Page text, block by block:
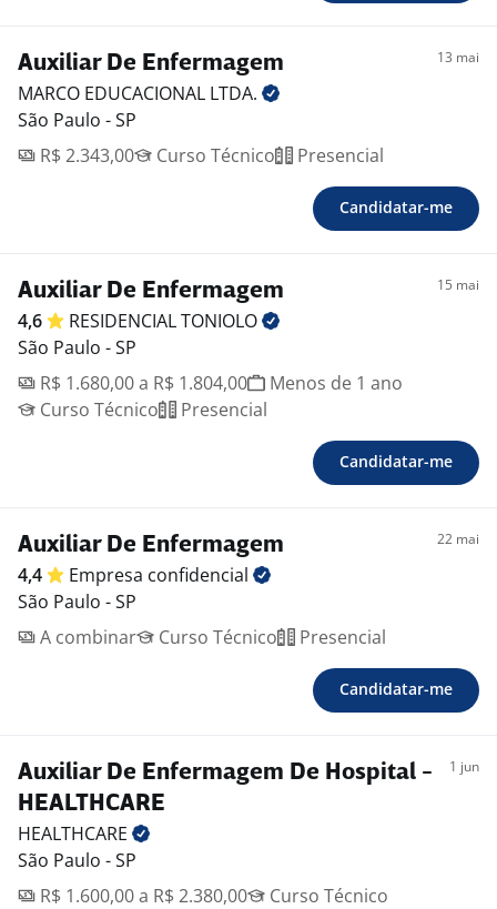
Auxiliar De Enfermagem 13 mai
MARCO EDUCACIONAL LTDA.
São Paulo - SP
R$ 2.343,00
Curso Técnico Presencial
Candidatar-me
Auxiliar De Enfermagem 15 mai
4,6 RESIDENCIALTONIOLO
São Paulo - SP
R$ 1.680,00 a R$ 1.804,00
Menos de 1 ano
Curso Técnico
Presencial
Candidatar-me
Auxiliar De Enfermagem 22 mai
4,4 Empresa confidencial
São Paulo - SP
A combinar
Curso Técnico Presencial
Candidatar-me
Auxiliar De Enfermagem De Hospital -
HEALTHCARE
1 jun
HEALTHCARE
São Paulo - SP
R$ 1.600,00 a R$ 2.380,00
Curso Técnico